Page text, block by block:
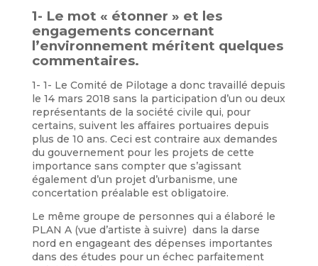
1- Le mot « étonner » et les
engagements concernant
l’environnement méritent quelques
commentaires.
1- 1- Le Comité de Pilotage a donc travaillé depuis
le 14 mars 2018 sans la participation d’un ou deux
représentants de la société civile qui, pour
certains, suivent les affaires portuaires depuis
plus de 10 ans. Ceci est contraire aux demandes
du gouvernement pour les projets de cette
importance sans compter que s’agissant
également d’un projet d’urbanisme, une
concertation préalable est obligatoire.
Le même groupe de personnes qui a élaboré le
PLAN A (vue d’artiste à suivre) dans la darse
nord en engageant des dépenses importantes
dans des études pour un échec parfaitement